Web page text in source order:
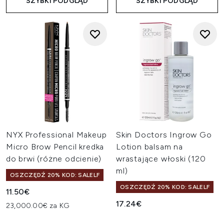
NYX Professional Makeup
Micro Brow Pencil kredka
do brwi (różne odcienie)
OSZCZĘDŹ 20% KOD: SALELF
11.50€
23,000.00€ za KG
Skin Doctors Ingrow Go
Lotion balsam na
wrastające włoski (120
ml)
OSZCZĘDŹ 20% KOD: SALELF
17.24€